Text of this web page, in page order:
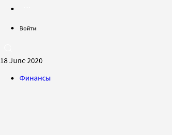
Войти
18 June 2020
Финансы